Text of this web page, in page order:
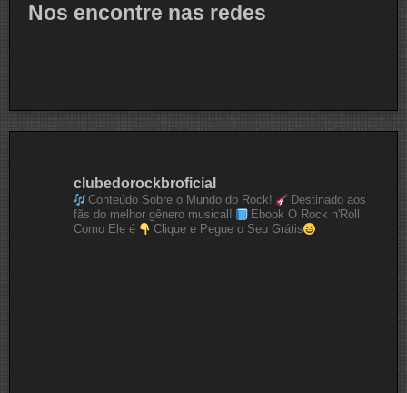
Nos encontre nas redes
clubedorockbroficial
Conteúdo Sobre o Mundo do Rock!
Destinado aos
fãs do melhor gênero musical!
Ebook O Rock n'Roll
Como Ele é
Clique e Pegue o Seu Grátis